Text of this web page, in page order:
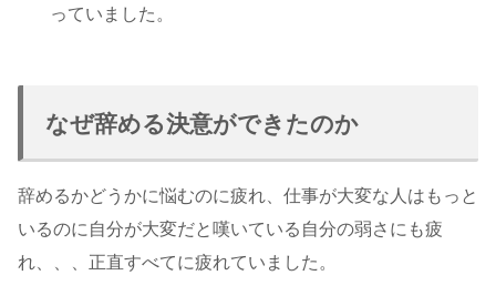
っていました。
なぜ辞める決意ができたのか
辞めるかどうかに悩むのに疲れ、仕事が大変な人はもっと
いるのに自分が大変だと嘆いている自分の弱さにも疲
れ、、、正直すべてに疲れていました。